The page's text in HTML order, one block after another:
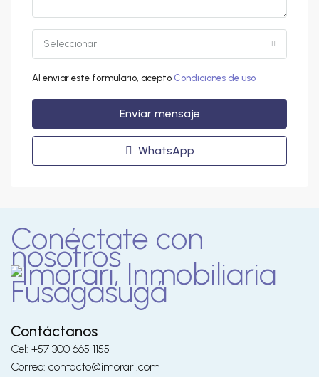
Seleccionar
Al enviar este formulario, acepto Condiciones de uso
Enviar mensaje
WhatsApp
Conéctate con
nosotros
Contáctanos
Cel: +57 300 665 1155
Correo: contacto@imorari.com